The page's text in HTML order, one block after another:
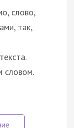
слово,
так,
словом.